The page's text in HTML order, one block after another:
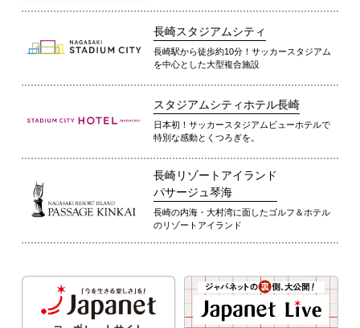
長崎スタジアムシティ
長崎駅から徒歩約10分！サッカースタジアム
を中心とした大型複合施設
スタジアムシティホテル長崎
日本初！サッカースタジアムビューホテルで
特別な感動とくつろぎを。
長崎リゾートアイランド
パサージュ琴海
長崎の内海・大村湾に面したゴルフ＆ホテル
のリゾートアイランド